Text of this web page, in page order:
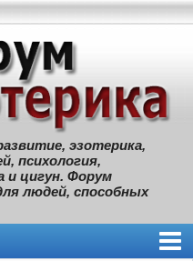
эзотерика,
психология,
и цигун. Форум
людей, способных